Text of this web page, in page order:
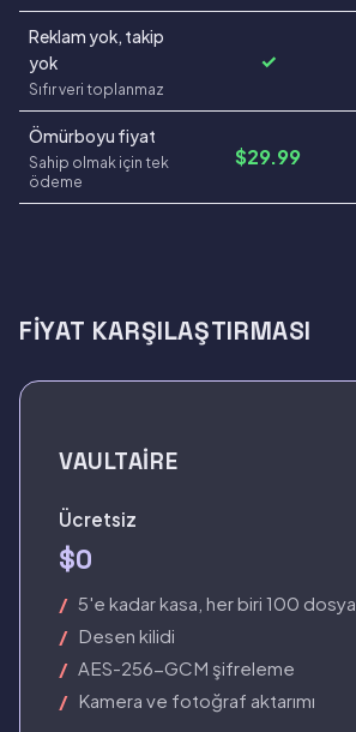
Reklam yok, takip
yok
Sıfır veri toplanmaz
✓
Ömürboyu fiyat
Sahip olmak için tek
ödeme
$29.99
FIYAT KARŞILAŞTIRMASI
VAULTAIRE
Ücretsiz
$0
5'e kadar kasa, her biri 100 dosya
Desen kilidi
AES-256-GCM şifreleme
Kamera ve fotoğraf aktarımı